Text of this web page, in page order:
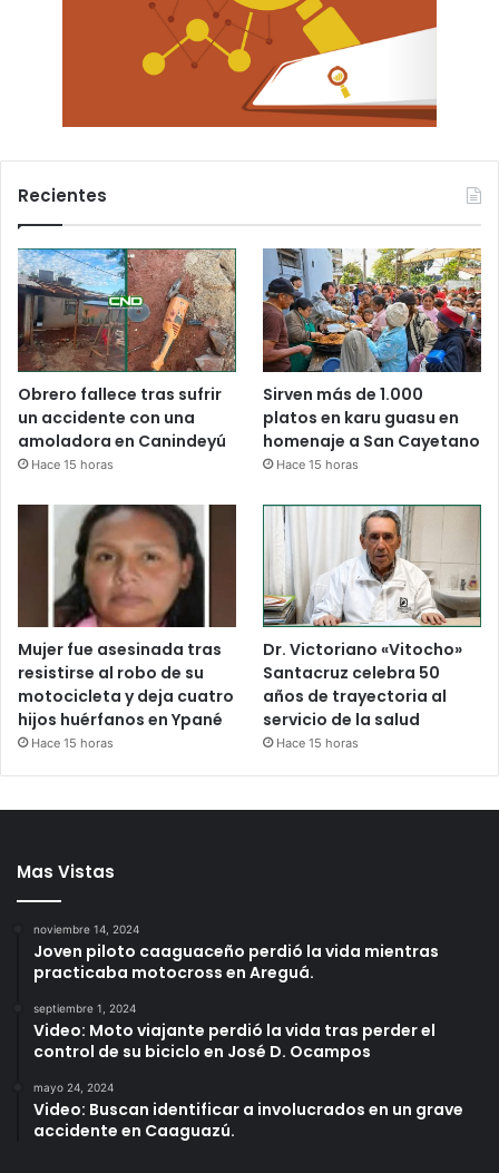
Recientes
Obrero fallece tras sufrir
un accidente con una
amoladora en Canindeyú
Hace 15 horas
Sirven más de 1.000
platos en karu guasu en
homenaje a San Cayetano
Hace 15 horas
Mujer fue asesinada tras
resistirse al robo de su
motocicleta y deja cuatro
hijos huérfanos en Ypané
Hace 15 horas
Dr. Victoriano «Vitocho»
Santacruz celebra 50
años de trayectoria al
servicio de la salud
Hace 15 horas
Mas Vistas
noviembre 14, 2024
Joven piloto caaguaceño perdió la vida mientras
practicaba motocross en Areguá.
septiembre 1, 2024
Video: Moto viajante perdió la vida tras perder el
control de su biciclo en José D. Ocampos
mayo 24, 2024
Video: Buscan identificar a involucrados en un grave
accidente en Caaguazú.